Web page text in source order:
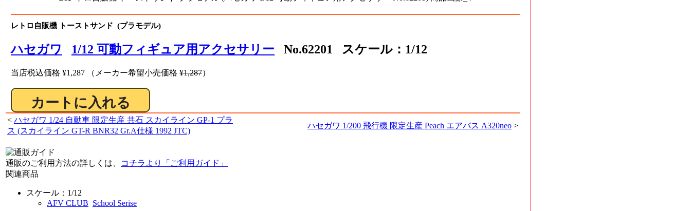
レトロ自販機 トーストサンド (プラモデル)
ハセガワ 1/12 可動フィギュア用アクセサリー No.62201 スケール：1/12
当店税込価格 ¥1,287 （メーカー希望小売価格 ¥1,287）
< ハセガワ 1/24 自動車 限定生産 共石 スカイライン GP-1 プラ
ス (スカイライン GT-R BNR32 Gr.A仕様 1992 JTC)
ハセガワ 1/200 飛行機 限定生産 Peach エアバス A320neo >
通販のご利用方法の詳しくは、
コチラより「ご利用ガイド」
関連商品
スケール：1/12
AFV CLUB School Serise